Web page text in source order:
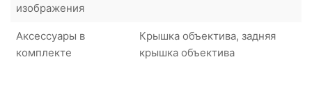
изображения
Аксессуары в
комплекте
Крышка объектива, задняя
крышка объектива